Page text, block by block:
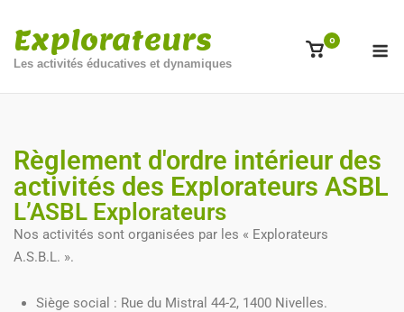
Explorateurs
Les activités éducatives et dynamiques
0
Règlement d'ordre intérieur des
activités des Explorateurs ASBL
L’ASBL Explorateurs
Nos activités sont organisées par les « Explorateurs
A.S.B.L. ».
Siège social : Rue du Mistral 44-2, 1400 Nivelles.